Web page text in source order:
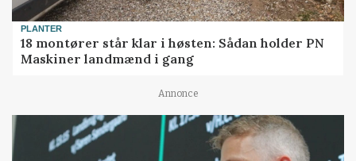
PLANTER
18 montører står klar i høsten: Sådan holder PN
Maskiner landmænd i gang
Annonce